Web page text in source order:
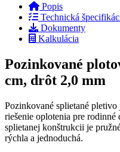
Popis
Technická
Dokumenty
Kalkulácia
Pozinkované
cm, drôt 2,0 mm
Pozinkované splietané
riešenie oplotenia pre
splietanej konštrukcii je
rýchla a jednoduchá.